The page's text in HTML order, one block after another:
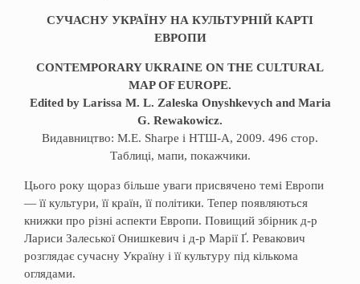
СУЧАСНУ УКРАЇНУ НА КУЛЬТУРНІЙ КАРТІ
ЕВРОПИ
CONTEMPORARY UKRAINE ON THE CULTURAL
MAP OF EUROPE.
Edited by Larissa M. L. Zaleska Onyshkevych and Maria
G. Rewakowicz.
Видавництво: M.E. Sharpe і НТШ-А, 2009. 496 стор.
Таблиці, мапи, покажчики.
Цього року щораз більше уваги присвячено темі Европи
— її культури, її країн, її політики. Тепер появляються
книжки про різні аспекти Европи. Повищий збірник д-р
Лариси Залеської Онишкевич і д-р Марії Ґ. Ревакович
розглядає сучасну Україну і її культуру під кількома
оглядами.